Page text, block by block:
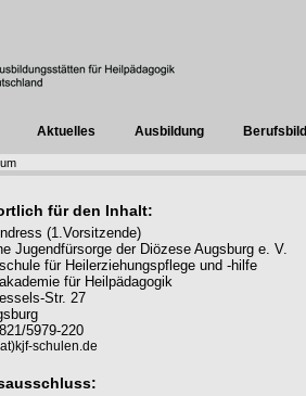
Aktuelles Ausbildung Berufsbild
für den Inhalt:
(1.Vorsitzende)
Jugendfürsorge der Diözese Augsburg e. V.
für Heilerziehungspflege und -hilfe
für Heilpädagogik
Str. 27
5979-220
schulen.de